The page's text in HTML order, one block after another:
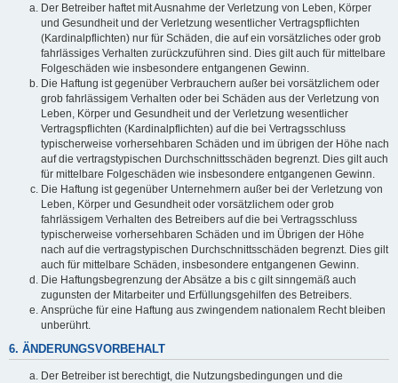
Der Betreiber haftet mit Ausnahme der Verletzung von Leben, Körper
und Gesundheit und der Verletzung wesentlicher Vertragspflichten
(Kardinalpflichten) nur für Schäden, die auf ein vorsätzliches oder grob
fahrlässiges Verhalten zurückzuführen sind. Dies gilt auch für mittelbare
Folgeschäden wie insbesondere entgangenen Gewinn.
Die Haftung ist gegenüber Verbrauchern außer bei vorsätzlichem oder
grob fahrlässigem Verhalten oder bei Schäden aus der Verletzung von
Leben, Körper und Gesundheit und der Verletzung wesentlicher
Vertragspflichten (Kardinalpflichten) auf die bei Vertragsschluss
typischerweise vorhersehbaren Schäden und im übrigen der Höhe nach
auf die vertragstypischen Durchschnittsschäden begrenzt. Dies gilt auch
für mittelbare Folgeschäden wie insbesondere entgangenen Gewinn.
Die Haftung ist gegenüber Unternehmern außer bei der Verletzung von
Leben, Körper und Gesundheit oder vorsätzlichem oder grob
fahrlässigem Verhalten des Betreibers auf die bei Vertragsschluss
typischerweise vorhersehbaren Schäden und im Übrigen der Höhe
nach auf die vertragstypischen Durchschnittsschäden begrenzt. Dies gilt
auch für mittelbare Schäden, insbesondere entgangenen Gewinn.
Die Haftungsbegrenzung der Absätze a bis c gilt sinngemäß auch
zugunsten der Mitarbeiter und Erfüllungsgehilfen des Betreibers.
Ansprüche für eine Haftung aus zwingendem nationalem Recht bleiben
unberührt.
6. ÄNDERUNGSVORBEHALT
Der Betreiber ist berechtigt, die Nutzungsbedingungen und die